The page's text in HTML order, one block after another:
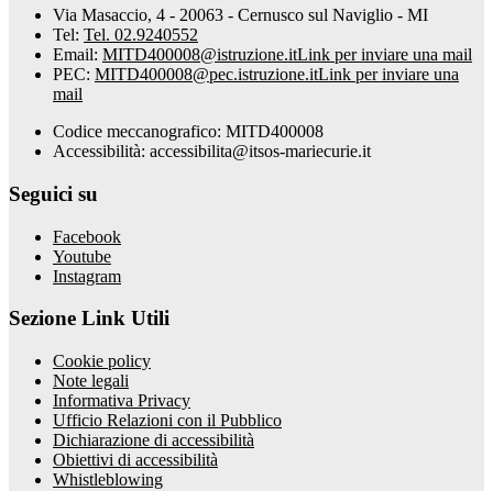
Via Masaccio, 4 - 20063 - Cernusco sul Naviglio - MI
Tel: Tel. 02.9240552
Email: MITD400008@istruzione.itLink per inviare una mail
PEC: MITD400008@pec.istruzione.itLink per inviare una
mail
Codice meccanografico: MITD400008
Accessibilità: accessibilita@itsos-mariecurie.it
Seguici su
Facebook
Youtube
Instagram
Sezione Link Utili
Cookie policy
Note legali
Informativa Privacy
Ufficio Relazioni con il Pubblico
Dichiarazione di accessibilità
Obiettivi di accessibilità
Whistleblowing